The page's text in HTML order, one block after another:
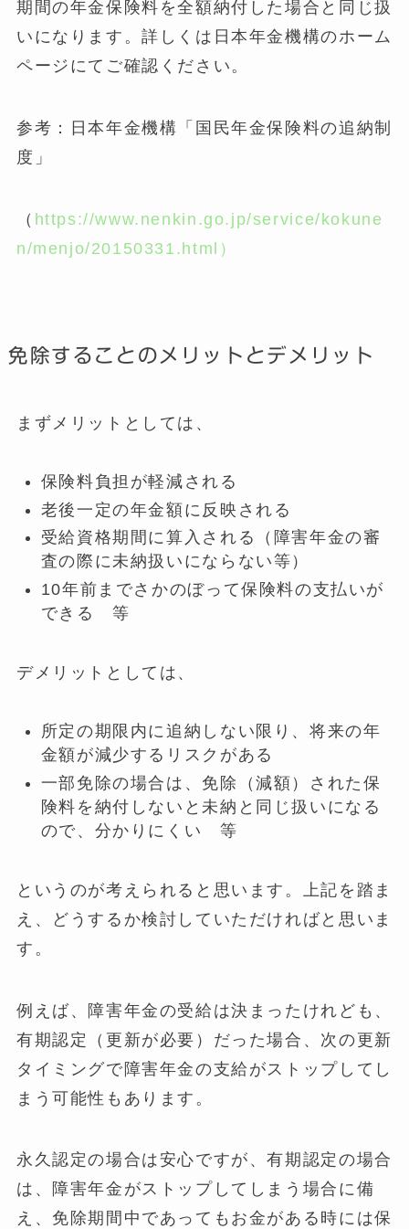
期間の年金保険料を全額納付した場合と同じ扱
いになります。詳しくは日本年金機構のホーム
ページにてご確認ください。
参考：日本年金機構「国民年金保険料の追納制
度」
（ https://www.nenkin.go.jp/service/kokune
n/menjo/20150331.html）
免除することのメリットとデメリット
まずメリットとしては、
保険料負担が軽減される
老後一定の年金額に反映される
受給資格期間に算入される（障害年金の審
査の際に未納扱いにならない等）
10年前までさかのぼって保険料の支払いが
できる 等
デメリットとしては、
所定の期限内に追納しない限り、将来の年
金額が減少するリスクがある
一部免除の場合は、免除（減額）された保
険料を納付しないと未納と同じ扱いになる
ので、分かりにくい 等
というのが考えられると思います。上記を踏ま
え、どうするか検討していただければと思いま
す。
例えば、障害年金の受給は決まったけれども、
有期認定（更新が必要）だった場合、次の更新
タイミングで障害年金の支給がストップしてし
まう可能性もあります。
永久認定の場合は安心ですが、有期認定の場合
は、障害年金がストップしてしまう場合に備
え、免除期間中であってもお金がある時には保